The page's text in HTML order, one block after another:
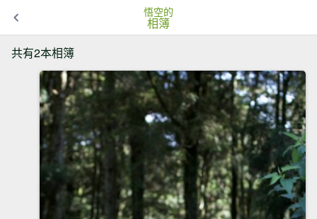
悟空的
相簿
共有2本相簿